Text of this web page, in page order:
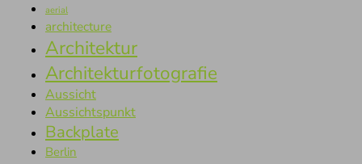
aerial
architecture
Architektur
Architekturfotografie
Aussicht
Aussichtspunkt
Backplate
Berlin